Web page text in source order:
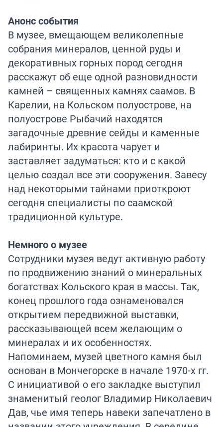
Анонс события
В музее, вмещающем великолепные
собрания минералов, ценной руды и
декоративных горных пород сегодня
расскажут об еще одной разновидности
камней – священных камнях саамов. В
Карелии, на Кольском полуострове, на
полуострове Рыбачий находятся
загадочные древние сейды и каменные
лабиринты. Их красота чарует и
заставляет задуматься: кто и с какой
целью создал все эти сооружения. Завесу
над некоторыми тайнами приоткроют
сегодня специалисты по саамской
традиционной культуре.
Немного о музее
Сотрудники музея ведут активную работу
по продвижению знаний о минеральных
богатствах Кольского края в массы. Так,
конец прошлого года ознаменовался
открытием передвижной выставки,
рассказывающей всем желающим о
минералах и их особенностях.
Напоминаем, музей цветного камня был
основан в Мончегорске в начале 1970-х гг.
С инициативой о его закладке выступил
знаменитый геолог Владимир Николаевич
Дав, чье имя теперь навеки запечатлено в